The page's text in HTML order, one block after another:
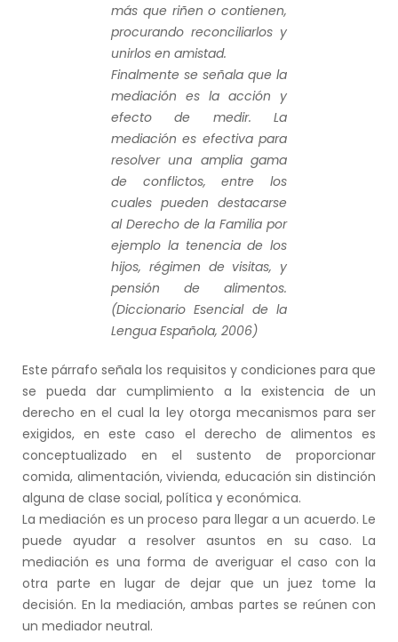
más que riñen o contienen,
procurando reconciliarlos y
unirlos en amistad.
Finalmente se señala que la
mediación es la acción y
efecto de medir. La
mediación es efectiva para
resolver una amplia gama
de conflictos, entre los
cuales pueden destacarse
al Derecho de la Familia por
ejemplo la tenencia de los
hijos, régimen de visitas, y
pensión de alimentos.
(Diccionario Esencial de la
Lengua Española, 2006)
Este párrafo señala los requisitos y condiciones para que
se pueda dar cumplimiento a la existencia de un
derecho en el cual la ley otorga mecanismos para ser
exigidos, en este caso el derecho de alimentos es
conceptualizado en el sustento de proporcionar
comida, alimentación, vivienda, educación sin distinción
alguna de clase social, política y económica.
La mediación es un proceso para llegar a un acuerdo. Le
puede ayudar a resolver asuntos en su caso. La
mediación es una forma de averiguar el caso con la
otra parte en lugar de dejar que un juez tome la
decisión. En la mediación, ambas partes se reúnen con
un mediador neutral.